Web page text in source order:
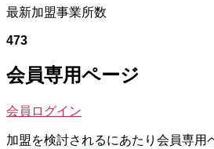
最新加盟事業所数
473
会員専用ページ
会員ログイン
加盟を検討されるにあたり会員専用